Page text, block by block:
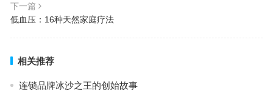
下一篇
低血压：16种天然家庭疗法
相关推荐
连锁品牌冰沙之王的创始故事